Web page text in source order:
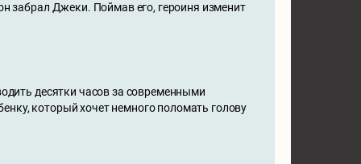
забрал Джеки. Поймав его, героиня изменит
десятки часов за современными
который хочет немного поломать голову